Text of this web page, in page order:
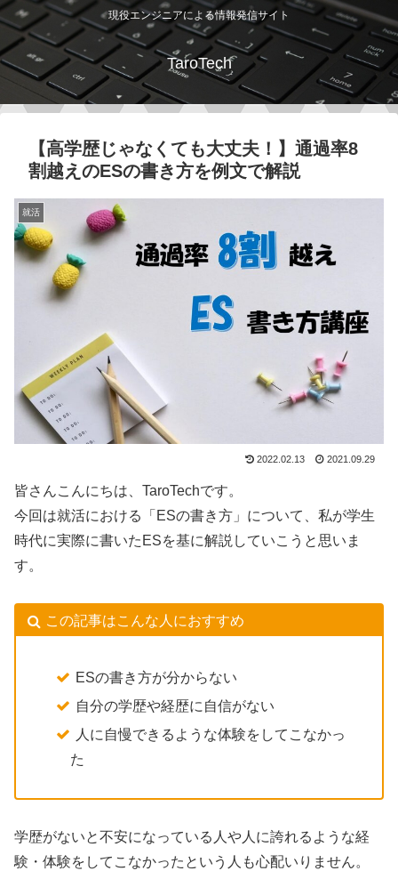
現役エンジニアによる情報発信サイト
TaroTech
【高学歴じゃなくても大丈夫！】通過率8
割越えのESの書き方を例文で解説
就活
2022.02.13 2021.09.29
皆さんこんにちは、TaroTechです。
今回は就活における「ESの書き方」について、私が学生
時代に実際に書いたESを基に解説していこうと思いま
す。
この記事はこんな人におすすめ
ESの書き方が分からない
自分の学歴や経歴に自信がない
人に自慢できるような体験をしてこなかっ
た
学歴がないと不安になっている人や人に誇れるような経
験・体験をしてこなかったという人も心配いりません。